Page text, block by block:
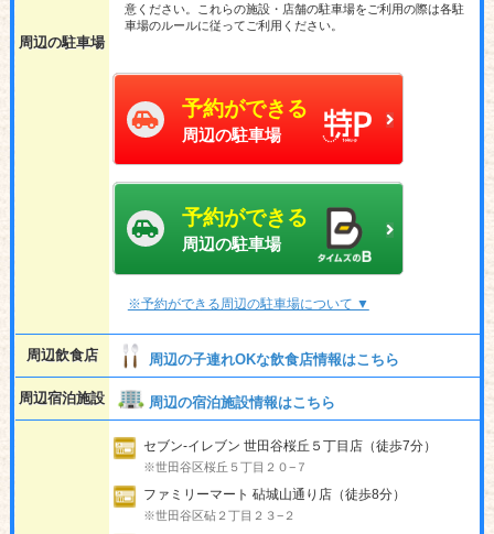
周辺の駐車場
意ください。これらの施設・店舗の駐車場をご利用の際は各駐
車場のルールに従ってご利用ください。
予約ができる
周辺の駐車場
予約ができる
周辺の駐車場
※予約ができる周辺の駐車場について ▼
周辺飲食店 周辺の子連れOKな飲食店情報はこちら
周辺宿泊施設 周辺の宿泊施設情報はこちら
セブン-イレブン 世田谷桜丘５丁目店（徒歩7分）
※世田谷区桜丘５丁目２０−７
ファミリーマート 砧城山通り店（徒歩8分）
※世田谷区砧２丁目２３−２